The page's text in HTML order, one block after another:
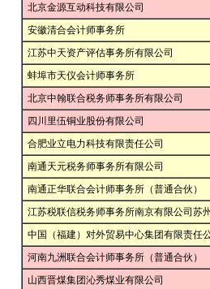
北京金源互动科技有限公司
安徽清合会计师事务所
江苏中天资产评估事务所有限公司
蚌埠市天仪会计师事务所
北京中翰联合税务师事务所有限公司
四川里伍铜业股份有限公司
合肥业立电力科技有限责任公司
南通天元税务师事务所有限公司
南通正华联合会计师事务所（普通合伙）
江苏税联信税务师事务所南京有限公司苏
中国（福建）对外贸易中心集团有限责任
河南九洲联合会计师事务所（普通合伙）
山西晋煤集团沁秀煤业有限公司